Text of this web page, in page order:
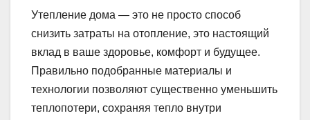
Утепление дома — это не просто способ
снизить затраты на отопление, это настоящий
вклад в ваше здоровье, комфорт и будущее.
Правильно подобранные материалы и
технологии позволяют существенно уменьшить
теплопотери, сохраняя тепло внутри